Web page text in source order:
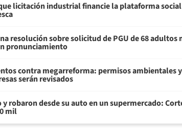
licitación industrial financie la plataforma
resolución sobre solicitud de PGU de 68 adultos
pronunciamiento
contra megarreforma: permisos ambientales y
serán revisados
robaron desde su auto en un supermercado:
mil